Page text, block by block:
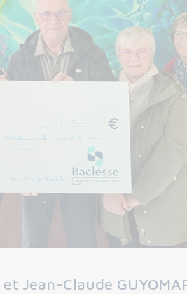
Jean-Claude